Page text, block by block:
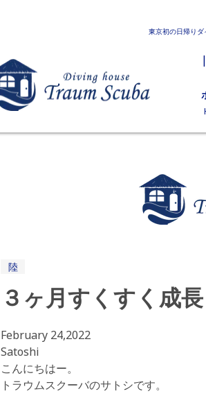
東京初の日帰りダ
陸
３ヶ月すくすく成
February 24,2022
Satoshi
こんにちはー。
トラウムスクーバのサトシです。